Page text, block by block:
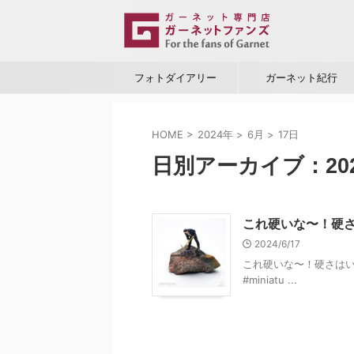
フォトダイアリー ガーネット紀行
HOME > 2024年 > 6月 > 17日
日別アーカイブ：
これ硬いな〜！硬
2024/6/17
これ硬いな〜！硬さは
#miniatu ...